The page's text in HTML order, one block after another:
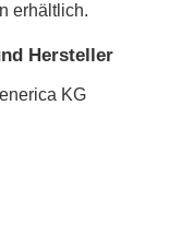
erhältlich.
Hersteller
KG